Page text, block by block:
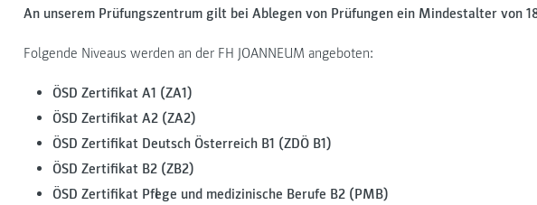
An unserem Prüfungszentrum gilt bei Ablegen von Prüfungen ein Mindestalter von
Folgende Niveaus werden an der FH JOANNEUM angeboten:
ÖSD Zertifikat A1 (ZA1)
ÖSD Zertifikat A2 (ZA2)
ÖSD Zertifikat Deutsch Österreich B1 (ZDÖ B1)
ÖSD Zertifikat B2 (ZB2)
ÖSD Zertifikat Pflege und medizinische Berufe B2 (PMB)